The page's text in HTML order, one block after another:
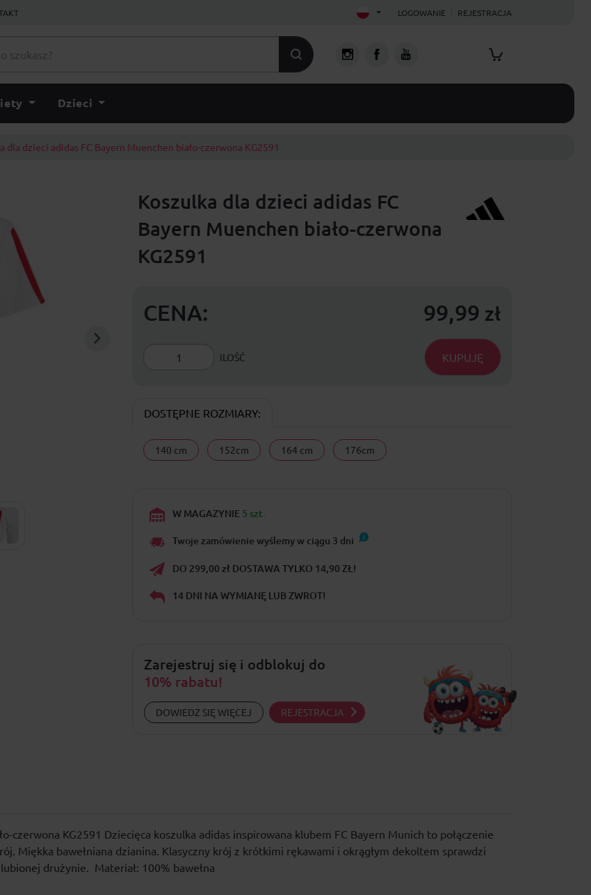
LOGOWANIE REJESTRACJA
Dzieci
dla dzieci adidas FC Bayern Muenchen biało-czerwona KG2591
Koszulka dla dzieci adidas FC
Bayern Muenchen biało-czerwona
KG2591
CENA: 99,99 zł
ILOŚĆ KUPUJĘ
DOSTĘPNE ROZMIARY:
140 cm 152cm 164 cm 176cm
W MAGAZYNIE 5 szt.
Twoje zamówienie wyślemy w ciągu 3 dni
DO 299,00 zł DOSTAWA TYLKO 14,90 ZŁ!
14 DNI NA WYMIANĘ LUB ZWROT!
Zarejestruj się i odblokuj do
10% rabatu!
DOWIEDZ SIĘ WIĘCEJ REJESTRACJA
czerwona KG2591 Dziecięca koszulka adidas inspirowana klubem FC Bayern Munich to połączenie
Miękka bawełniana dzianina. Klasyczny krój z krótkimi rękawami i okrągłym dekoltem sprawdzi
drużynie. Materiał: 100% bawełna